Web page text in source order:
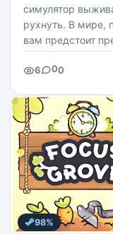
симулятор
рухнуть. В мире,
вам предстоит
огромный
катастрофы.
6 00
98%